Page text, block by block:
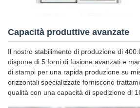
Capacità produttive avanzate
Il nostro stabilimento di produzione di
dispone di 5 forni di fusione avanzati e
di stampi per una rapida produzione su
orizzontali specializzate forniscono
qualità con una capacità di spedizione di